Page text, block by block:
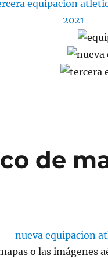
de
o las imágenes